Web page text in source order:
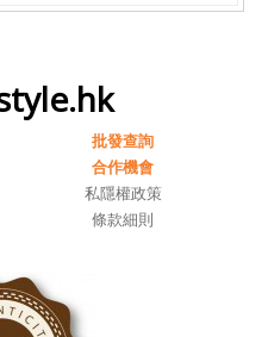
批發查詢
合作機會
私隱權政策
條款細則